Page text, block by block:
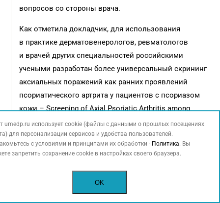
вопросов со стороны врача.
Как отметила докладчик, для использования
в практике дерматовенерологов, ревматологов
и врачей других специальностей российскими
учеными разработан более универсальный скрининг
аксиальных поражений как ранних проявлений
псориатического артрита у пациентов с псориазом
кожи – Screening of Axial Psoriatic Arthritis among
Dermatology patients (SAPsAD)
.
На сегодняшний день при выборе терапии псориаза
учитывают не только степень тяжести
и клиническую форму поражения кожи, но и
различные факторы, включая наличие
псориатического артрита и других коморбидных
umedp.ru использует cookie (файлы с данными о прошлых посещениях
для персонализации сервисов и удобства пользователей.
с условиями и принципами их обработки - Политика. Вы
запретить сохранение cookie в настройках своего браузера.
OK